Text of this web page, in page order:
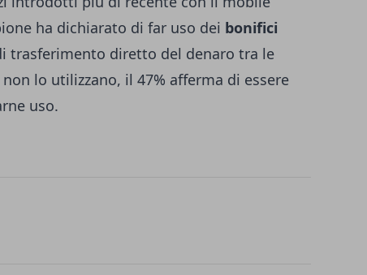
ha dichiarato di far uso dei bonifici
trasferimento diretto del denaro tra le
lo utilizzano, il 47% afferma di essere
uso.